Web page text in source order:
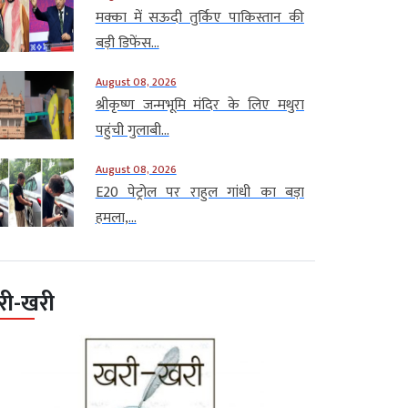
मक्का में सऊदी तुर्किए पाकिस्तान की
बड़ी डिफेंस...
August 08, 2026
श्रीकृष्ण जन्मभूमि मंदिर के लिए मथुरा
पहुंची गुलाबी...
August 08, 2026
E20 पेट्रोल पर राहुल गांधी का बड़ा
हमला,...
खरी